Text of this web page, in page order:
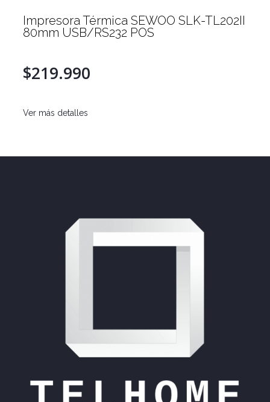
Impresora Térmica SEWOO SLK-TL202II
80mm USB/RS232 POS
$219.990
Ver más detalles